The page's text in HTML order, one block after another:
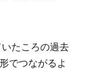
たころの過去
でつながるよ